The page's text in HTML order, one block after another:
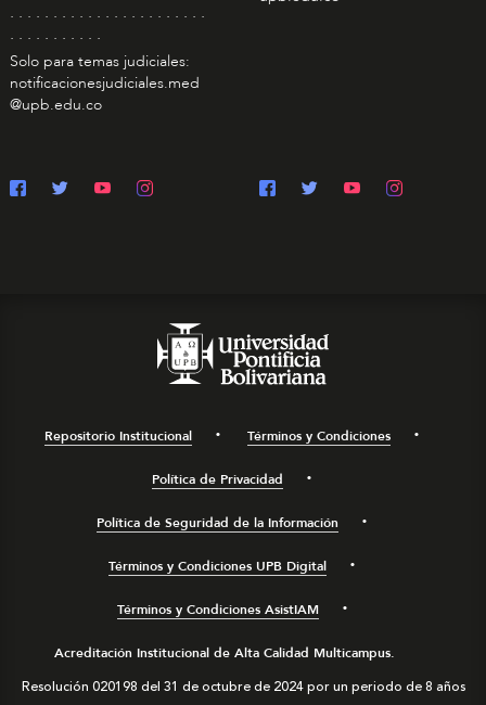
. . . . . . . . . . . . . . . . . . . . . . .
. . . . . . . . . . .
Solo para temas judiciales:
notificacionesjudiciales.med
@upb.edu.co
Repositorio Institucional Términos y Condiciones
Política de Privacidad
Política de Seguridad de la Información
Términos y Condiciones UPB Digital
Términos y Condiciones AsistIAM
Acreditación Institucional de Alta Calidad Multicampus.
Resolución 020198 del 31 de octubre de 2024 por un periodo de 8 años